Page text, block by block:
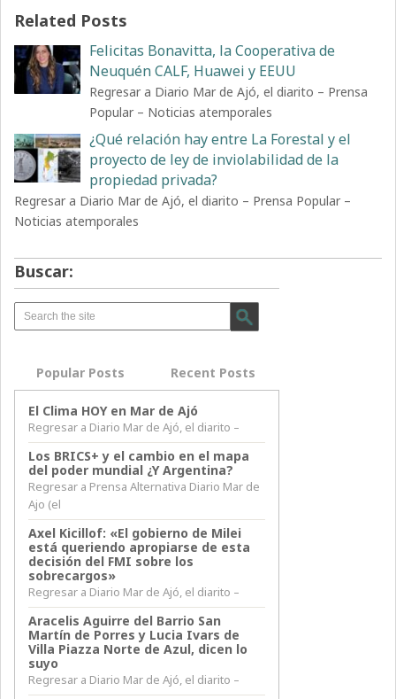
Related Posts
Felicitas Bonavitta, la Cooperativa de
Neuquén CALF, Huawei y EEUU
Regresar a Diario Mar de Ajó, el diarito – Prensa
Popular – Noticias atemporales
¿Qué relación hay entre La Forestal y el
proyecto de ley de inviolabilidad de la
propiedad privada?
Regresar a Diario Mar de Ajó, el diarito – Prensa Popular –
Noticias atemporales
Buscar:
Popular Posts Recent Posts
El Clima HOY en Mar de Ajó
Regresar a Diario Mar de Ajó, el diarito –
Los BRICS+ y el cambio en el mapa
del poder mundial ¿Y Argentina?
Regresar a Prensa Alternativa Diario Mar de
Ajo (el
Axel Kicillof: «El gobierno de Milei
está queriendo apropiarse de esta
decisión del FMI sobre los
sobrecargos»
Regresar a Diario Mar de Ajó, el diarito –
Aracelis Aguirre del Barrio San
Martín de Porres y Lucia Ivars de
Villa Piazza Norte de Azul, dicen lo
suyo
Regresar a Diario Mar de Ajó, el diarito –